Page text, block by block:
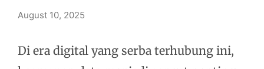
August 10, 2025
Di era digital yang serba terhubung ini,